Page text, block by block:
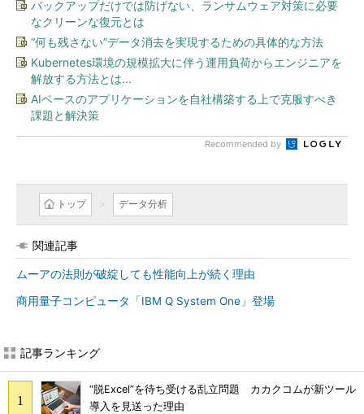
バックアップだけでは防げない、ランサムウェア対策に必要
なクリーンな復元とは
“何も残さない”データ消去を実現するための具体的な方法
Kubernetes環境の規模拡大に伴う運用負荷からエンジニアを
解放する方法とは...
AIベースのアプリケーションを自社構築する上で克服すべき
課題と解決策
Recommended by
トップ データ分析
関連記事
ムーアの法則が破綻しても性能向上が続く理由
商用量子コンピュータ「IBM Q System One」登場
記事ランキング
“脱Excel”を待ち受ける乱立問題 カカクコムが新ツール
導入を見送った理由